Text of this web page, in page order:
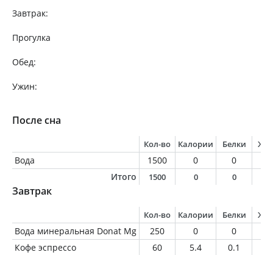
Завтрак:
Прогулка
Обед:
Ужин:
После сна
Кол-во Калории Белки
Вода 1500 0 0
Итого
1500 0 0
Завтрак
Кол-во Калории Белки
Вода минеральная Donat Mg 250 0 0
Кофе эспрессо
60 5.4 0.1